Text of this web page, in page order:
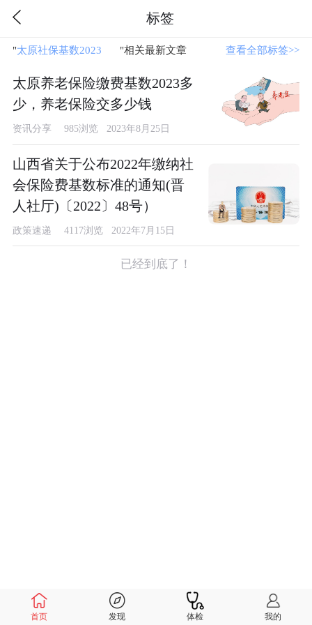
标签
"太原社保基数2023 "相关最新文章 查看全部标签>>
太原养老保险缴费基数2023多
少，养老保险交多少钱
资讯分享 985浏览 2023年8月25日
山西省关于公布2022年缴纳社
会保险费基数标准的通知(晋
人社厅)〔2022〕48号）
政策速递 4117浏览 2022年7月15日
已经到底了！
首页 发现 体检 我的